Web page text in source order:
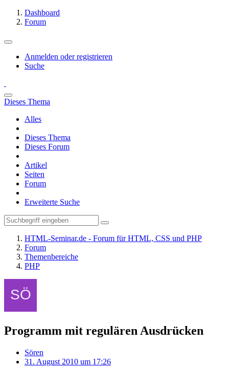
Dashboard
Forum
Anmelden oder registrieren
Suche
Dieses Thema
Alles
Dieses Thema
Dieses Forum
Artikel
Seiten
Forum
Erweiterte Suche
HTML-Seminar.de - Forum für HTML, CSS und PHP
Forum
Themenbereiche
PHP
Programm mit regulären Ausdrücken
Sören
31. August 2010 um 17:26